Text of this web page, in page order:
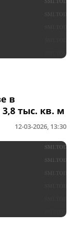
в
тыс. кв. м
12-03-2026, 13:30